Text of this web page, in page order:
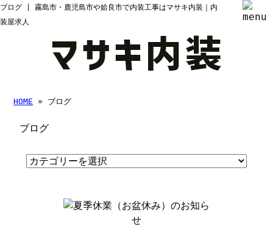
ブログ | 霧島市・鹿児島市や姶良市で内装工事はマサキ内装｜内
装屋求人
HOME » ブログ
ブログ